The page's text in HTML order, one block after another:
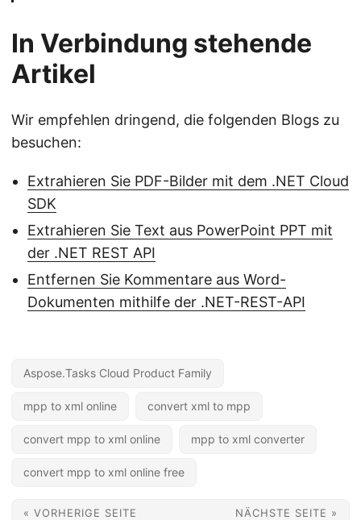
In Verbindung stehende
Artikel
Wir empfehlen dringend, die folgenden Blogs zu
besuchen:
Extrahieren Sie PDF-Bilder mit dem .NET Cloud
SDK
Extrahieren Sie Text aus PowerPoint PPT mit
der .NET REST API
Entfernen Sie Kommentare aus Word-
Dokumenten mithilfe der .NET-REST-API
Aspose.Tasks Cloud Product Family
mpp to xml online convert xml to mpp
convert mpp to xml online mpp to xml converter
convert mpp to xml online free
« VORHERIGE SEITE NÄCHSTE SEITE »